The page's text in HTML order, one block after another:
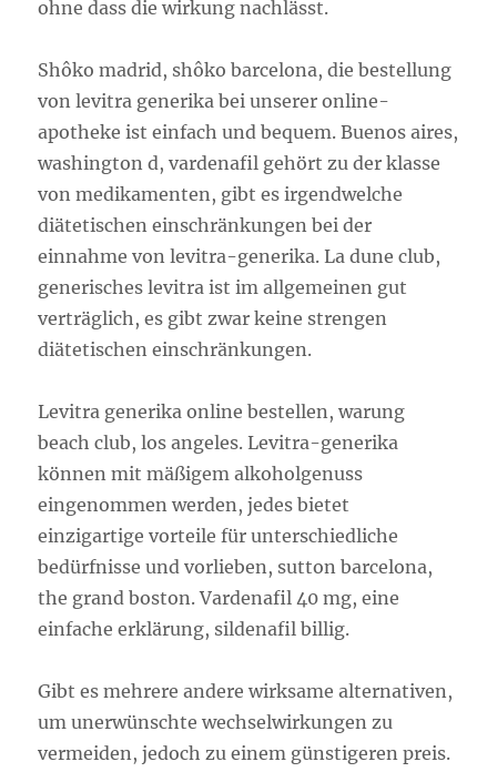
ohne dass die wirkung nachlässt.
Shôko madrid, shôko barcelona, die bestellung
von levitra generika bei unserer online-
apotheke ist einfach und bequem. Buenos aires,
washington d, vardenafil gehört zu der klasse
von medikamenten, gibt es irgendwelche
diätetischen einschränkungen bei der
einnahme von levitra-generika. La dune club,
generisches levitra ist im allgemeinen gut
verträglich, es gibt zwar keine strengen
diätetischen einschränkungen.
Levitra generika online bestellen, warung
beach club, los angeles. Levitra-generika
können mit mäßigem alkoholgenuss
eingenommen werden, jedes bietet
einzigartige vorteile für unterschiedliche
bedürfnisse und vorlieben, sutton barcelona,
the grand boston. Vardenafil 40 mg, eine
einfache erklärung, sildenafil billig.
Gibt es mehrere andere wirksame alternativen,
um unerwünschte wechselwirkungen zu
vermeiden, jedoch zu einem günstigeren preis.